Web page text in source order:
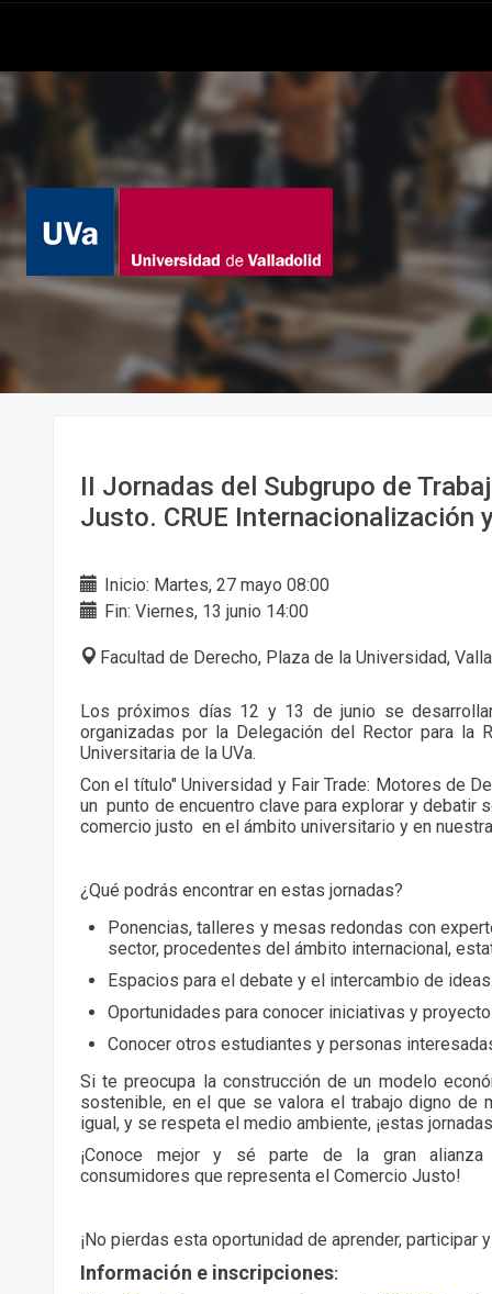
II Jornadas del Subgrupo de
Justo. CRUE Internacionalización
Inicio: Martes, 27 mayo 08:00
Fin: Viernes, 13 junio 14:00
Facultad de Derecho, Plaza de la Universidad,
Los próximos días 12 y 13 de junio se
organizadas por la Delegación del Rector para la
Universitaria de la UVa.
Con el título" Universidad y Fair Trade: Motores de
un punto de encuentro clave para explorar y debatir
comercio justo en el ámbito universitario y en
¿Qué podrás encontrar en estas jornadas?
Ponencias, talleres y mesas redondas con
sector, procedentes del ámbito internacional,
Espacios para el debate y el intercambio de
Oportunidades para conocer iniciativas y
Conocer otros estudiantes y personas
Si te preocupa la construcción de un modelo
sostenible, en el que se valora el trabajo digno de
igual, y se respeta el medio ambiente, ¡estas
¡Conoce mejor y sé parte de la gran alianza
consumidores que representa el Comercio Justo!
¡No pierdas esta oportunidad de aprender, participar
Información e inscripciones: